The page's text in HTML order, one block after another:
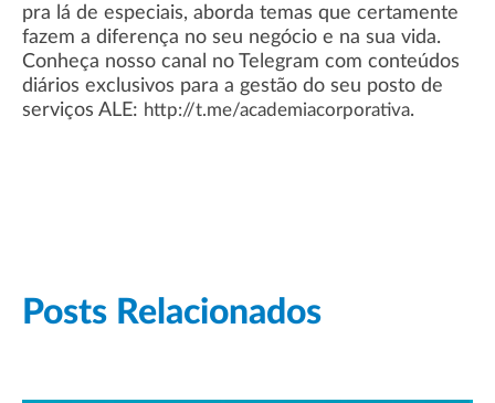
pra lá de especiais, aborda temas que certamente
fazem a diferença no seu negócio e na sua vida.
Conheça nosso canal no Telegram com conteúdos
diários exclusivos para a gestão do seu posto de
serviços ALE: http://t.me/academiacorporativa.
Posts Relacionados